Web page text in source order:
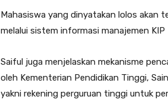
Mahasiswa yang dinyatakan lolos akan
melalui sistem informasi manajemen KIP
Saiful juga menjelaskan mekanisme
oleh Kementerian Pendidikan Tinggi,
yakni rekening perguruan tinggi untuk